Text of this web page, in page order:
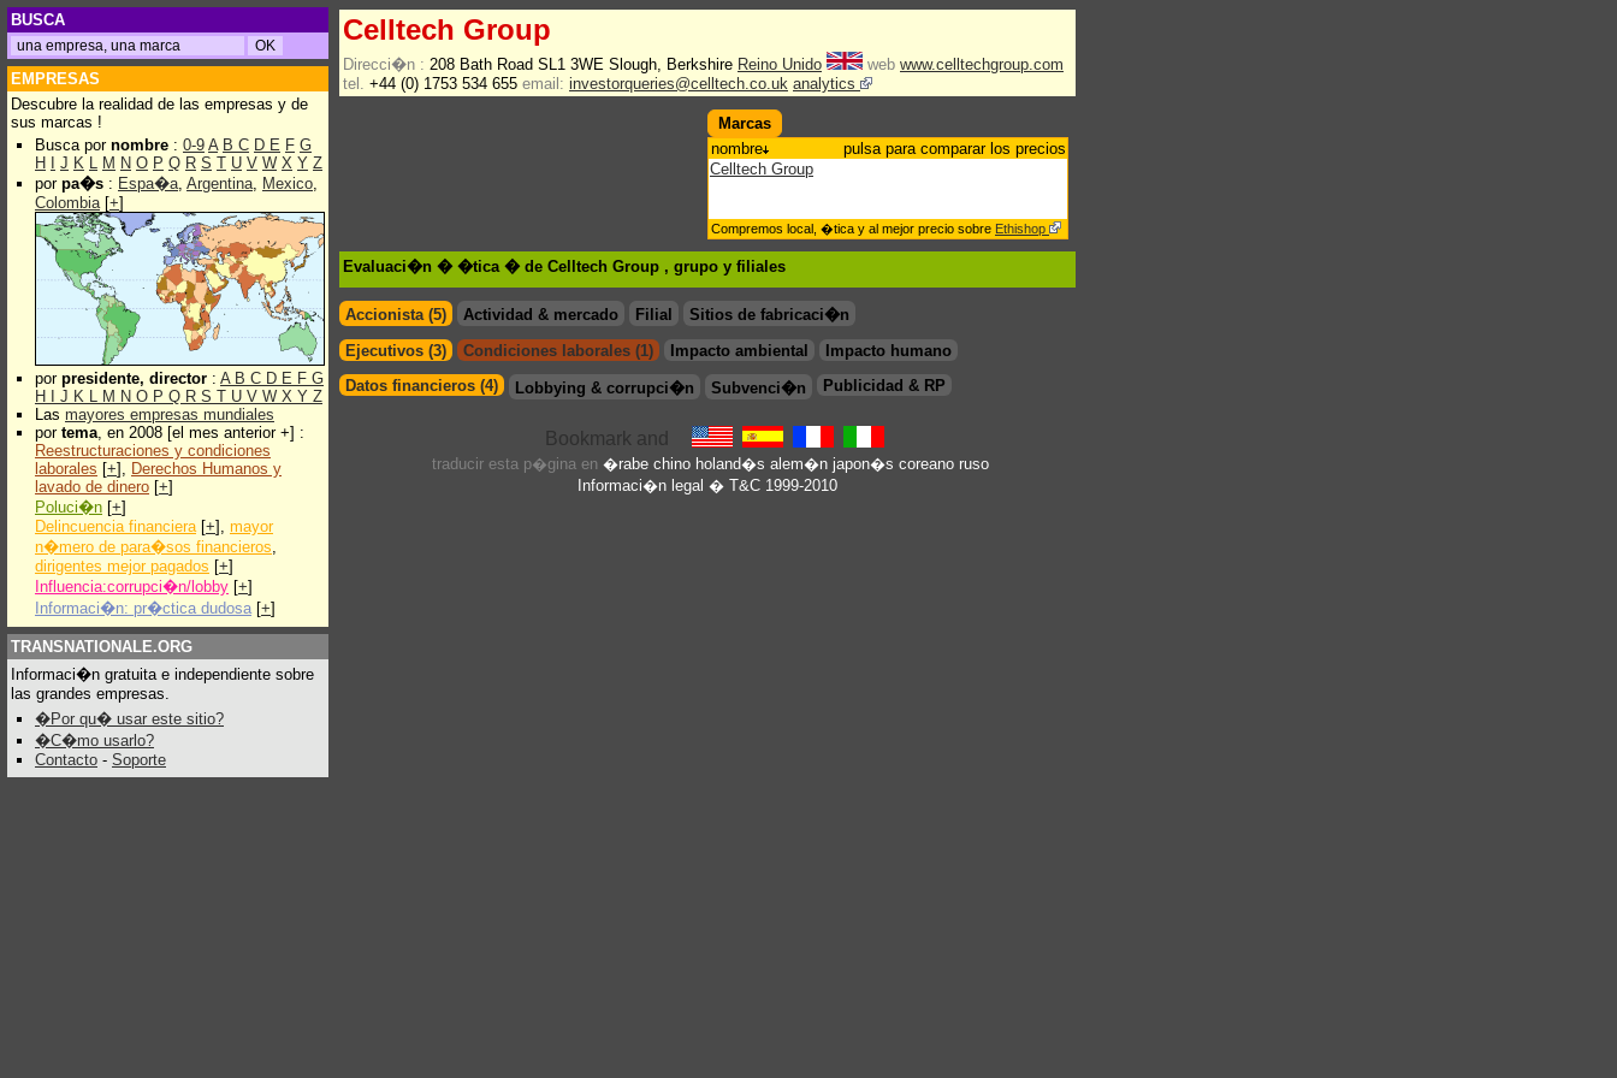
BUSCA
EMPRESAS
Descubre la realidad de las empresas y de
sus marcas !
Busca por nombre : 0-9 A B C D E F G
H
J K L M N O P Q R S T U V W X Y Z
por pa�s : Espa�a, Argentina, Mexico,
Colombia[+]
por presidente, director : A B C D E F G
H
J K L M N O P Q R S T U V W X Y Z
Las mayores empresas mundiales
por tema, en 2008 [el mes anterior +] :
Reestructuraciones y condiciones
laborales [+], Derechos Humanos y
lavado de dinero [+]
Poluci�n [+]
Delincuencia financiera[+], mayor
n�mero de para�sos financieros,
dirigentes mejor pagados [+]
Influencia:corrupci�n/lobby [+]
Informaci�n: pr�ctica dudosa [+]
TRANSNATIONALE.ORG
Informaci�n gratuita e independiente sobre
las grandes empresas.
�Por qu� usar este sitio?
�C�mo usarlo?
Contacto - Soporte
Celltech Group
Direcci�n : 208 Bath Road SL1 3WE Slough, Berkshire Reino Unido web www.celltechgroup.com
tel. +44 (0) 1753 534 655 email: investorqueries@celltech.co.uk analytics
Marcas
nombre
pulsa para comparar los precios
Celltech Group
Compremos local, �tica y al mejor precio sobre Ethishop
Evaluaci�n � �tica � de Celltech Group , grupo y filiales
Accionista (5) Actividad & mercado Filial
Sitios de fabricaci�n
Ejecutivos (3)
Condiciones laborales (1) Impacto ambiental
Impacto humano
Datos financieros (4)
Lobbying & corrupci�n Subvenci�n Publicidad & RP
traducir esta p�gina en �rabe chino holand�s alem�n japon�s coreano ruso
Informaci�n legal � T&C 1999-2010